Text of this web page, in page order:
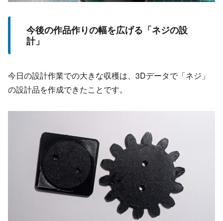
今後の作品作りの幅を広げる「ネジの設
計」
今日の設計作業での大きな収穫は、3Dデータで「ネジ」
の設計品を作成できたことです。